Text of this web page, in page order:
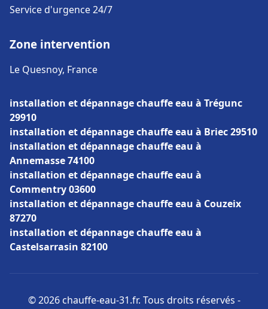
Service d'urgence 24/7
Zone intervention
Le Quesnoy, France
installation et dépannage chauffe eau à Trégunc
29910
installation et dépannage chauffe eau à Briec 29510
installation et dépannage chauffe eau à
Annemasse 74100
installation et dépannage chauffe eau à
Commentry 03600
installation et dépannage chauffe eau à Couzeix
87270
installation et dépannage chauffe eau à
Castelsarrasin 82100
© 2026 chauffe-eau-31.fr. Tous droits réservés -